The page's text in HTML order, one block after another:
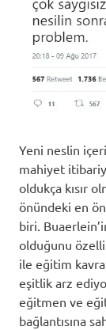
Yeni neslin
mahiyet
oldukça kısır
önündeki en
biri.
olduğunu
ile eğitim
eşitlik arz
eğitmen ve
bağlantısına